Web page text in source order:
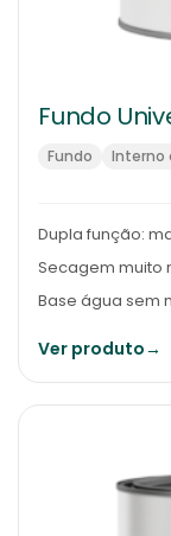
Fundo
Fundo Interno
Dupla função:
Secagem muito
Base água sem
Ver produto→